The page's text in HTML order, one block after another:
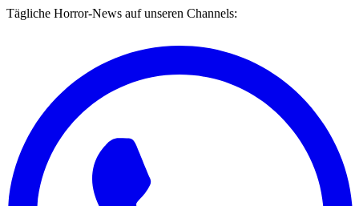
Tägliche Horror-News auf unseren Channels: